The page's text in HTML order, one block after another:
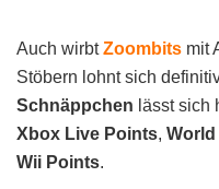
Auch wirbtZoombits mit
Stöbern lohnt sich
Schnäppchen lässt sich
Xbox Live Points, World
Wii Points.